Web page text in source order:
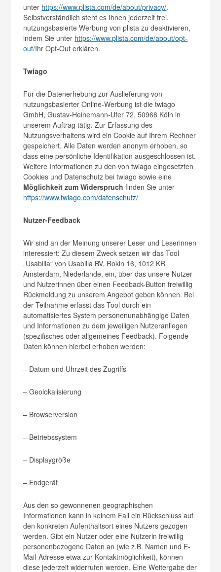
unter https://www.plista.com/de/about/privacy/.
Selbstverständlich steht es Ihnen jederzeit frei,
nutzungsbasierte Werbung von plista zu deaktivieren,
indem Sie unter https://www.plista.com/de/about/opt-
out/Ihr Opt-Out erklären.
Twiago
Für die Datenerhebung zur Auslieferung von
nutzungsbasierter Online-Werbung ist die twiago
GmbH, Gustav-Heinemann-Ufer 72, 50968 Köln in
unserem Auftrag tätig. Zur Erfassung des
Nutzungsverhaltens wird ein Cookie auf Ihrem Rechner
gespeichert. Alle Daten werden anonym erhoben, so
dass eine persönliche Identifikation ausgeschlossen ist.
Weitere Informationen zu den von twiago eingesetzten
Cookies und Datenschutz bei twiago sowie eine
Möglichkeit zum Widerspruch finden Sie unter
https://www.twiago.com/datenschutz/
Nutzer-Feedback
Wir sind an der Meinung unserer Leser und Leserinnen
interessiert: Zu diesem Zweck setzen wir das Tool
„Usabilla“ von Usabilla BV, Rokin 16, 1012 KR
Amsterdam, Niederlande, ein, über das unsere Nutzer
und Nutzerinnen über einen Feedback-Button freiwillig
Rückmeldung zu unserem Angebot geben können. Bei
der Teilnahme erfasst das Tool durch ein
automatisiertes System personenunabhängige Daten
und Informationen zu dem jeweiligen Nutzeranliegen
(spezifisches oder allgemeines Feedback). Folgende
Daten können hierbei erhoben werden:
– Datum und Uhrzeit des Zugriffs
– Geolokalisierung
– Browserversion
– Betriebssystem
– Displaygröße
– Endgerät
Aus den so gewonnenen geographischen
Informationen kann in keinem Fall ein Rückschluss auf
den konkreten Aufenthaltsort eines Nutzers gezogen
werden. Gibt ein Nutzer oder eine Nutzerin freiwillig
personenbezogene Daten an (wie z.B. Namen und E-
Mail-Adresse etwa zur Kontaktmöglichkeit), können
diese jederzeit widerrufen werden. Eine Weitergabe der